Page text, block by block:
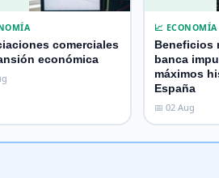
comerciales
económica
📈 ECONOMÍA
Beneficios
banca
máximos
España
📅 02 Aug